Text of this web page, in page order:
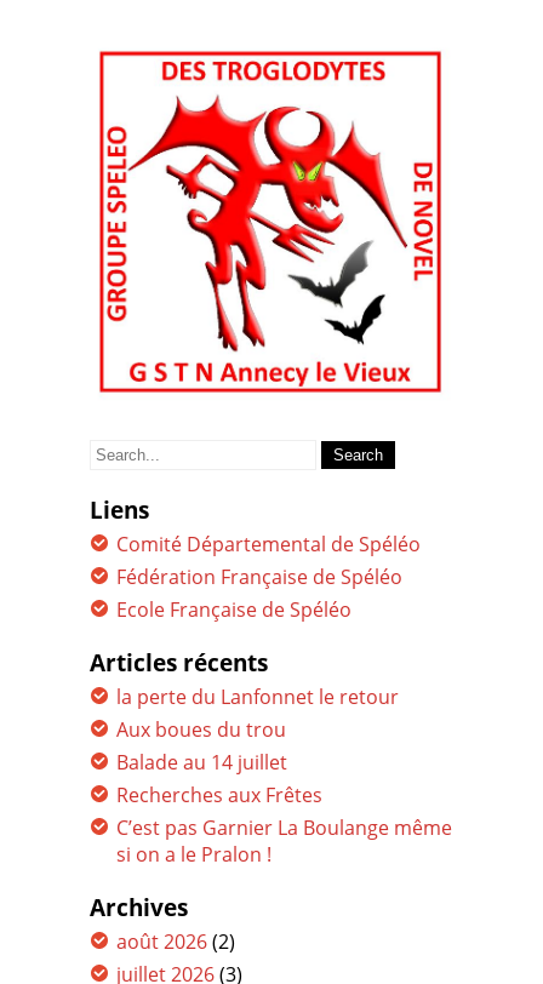
Search
Liens
Comité Départemental de Spéléo
Fédération Française de Spéléo
Ecole Française de Spéléo
Articles récents
la perte du Lanfonnet le retour
Aux boues du trou
Balade au 14 juillet
Recherches aux Frêtes
C’est pas Garnier La Boulange même
si on a le Pralon !
Archives
août 2026(2)
juillet 2026(3)